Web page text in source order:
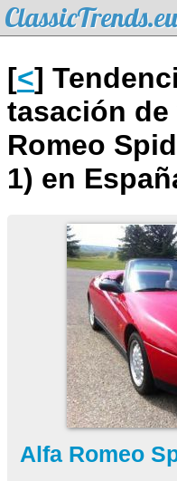
ClassicTrends.eu
[<]
tasación
Romeo
1) en
Alfa Romeo